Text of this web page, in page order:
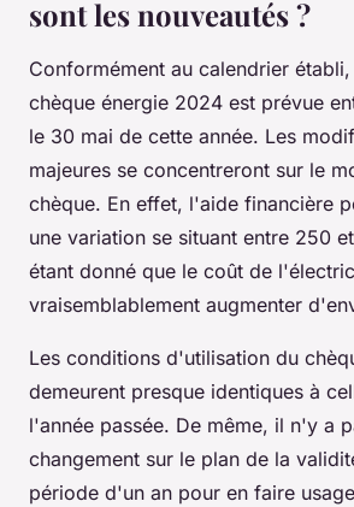
sont les nouveautés ?
Conformément au calendrier
chèque énergie 2024 est prévue
le 30 mai de cette année. Les
majeures se concentreront sur le
chèque. En effet, l'aide financière
une variation se situant entre 250
étant donné que le coût de
vraisemblablement augmenter
Les conditions d'utilisation du
demeurent presque identiques à
l'année passée. De même, il n'y a
changement sur le plan de la
période d'un an pour en faire